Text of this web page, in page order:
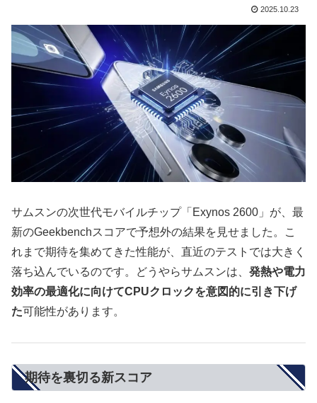
2025.10.23
サムスンの次世代モバイルチップ「Exynos 2600」が、最
新のGeekbenchスコアで予想外の結果を見せました。こ
れまで期待を集めてきた性能が、直近のテストでは大きく
落ち込んでいるのです。どうやらサムスンは、 発熱や電力
効率の最適化に向けてCPUクロックを意図的に引き下げ
た可能性があります。
期待を裏切る新スコア